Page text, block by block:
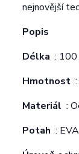
nejnovější
Popis
Délka : 100
Hmotnost
Materiál :
Potah :